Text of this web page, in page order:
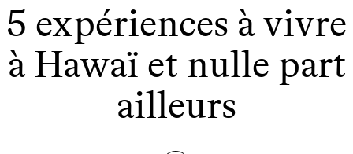
5 expériences à vivre
à Hawaï et nulle part
ailleurs